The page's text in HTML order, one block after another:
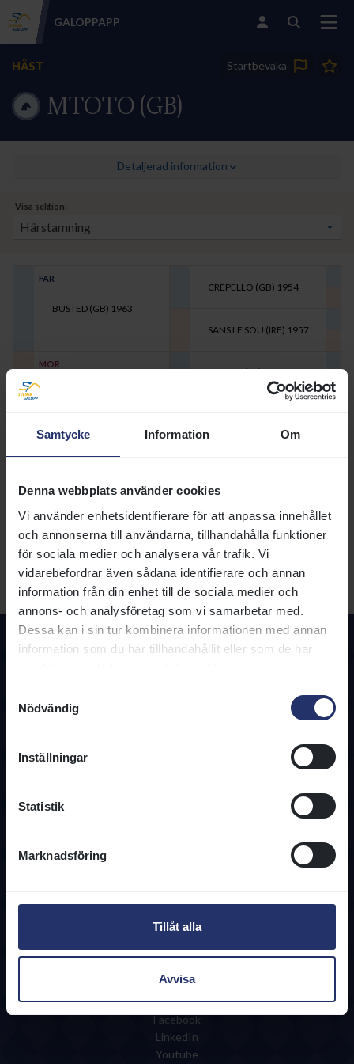
Samtycke Information Om
Denna webbplats använder cookies
Vi använder enhetsidentifierare för att anpassa innehållet
och annonserna till användarna, tillhandahålla funktioner
för sociala medier och analysera vår trafik. Vi
vidarebefordrar även sådana identifierare och annan
information från din enhet till de sociala medier och
annons- och analysföretag som vi samarbetar med.
Dessa kan i sin tur kombinera informationen med annan
information som du har tillhandahållit eller som de har
Nödvändig
Inställningar
Statistik
Marknadsföring
Tillåt alla
Avvisa
GALOPPAPP
Startbevaka
HÄST
MTOTO (GB)
Detaljerad information
Visa sektion:
FAR
BUSTED (GB) 1963
MOR
CREPELLO (GB) 1954
SANS LE SOU (IRE) 1957
MINCIO (FR)1957
Vänster fram:
Höger fram:
Vänster bak:
Höger bak:
Övrigt:
HÄSTPASS
Utf.datum:
Regelverk
Tjänster & Blanketter
Facebook
LinkedIn
Youtube